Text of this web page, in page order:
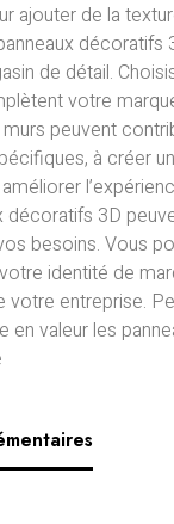
ajouter de la
décoratifs
de détail.
votre
murs peuvent
à créer
décoratifs 3D
besoins. Vous
identité de
votre entreprise.
en valeur les